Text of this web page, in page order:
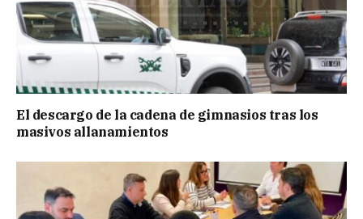
El descargo de la cadena de gimnasios tras los
masivos allanamientos